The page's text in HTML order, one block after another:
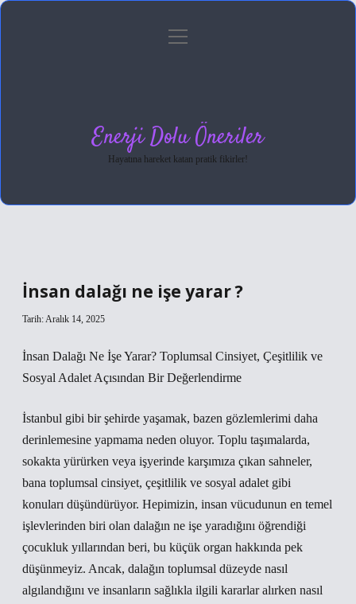
Gizlilik Politikası
menüyü
Enerji Dolu Öneriler
Hayatına hareket katan pratik fikirler!
İnsan dalağı ne işe yarar ?
Tarih: Aralık 14, 2025
İnsan Dalağı Ne İşe Yarar? Toplumsal Cinsiyet, Çeşitlilik ve
Sosyal Adalet Açısından Bir Değerlendirme
İstanbul gibi bir şehirde yaşamak, bazen gözlemlerimi daha
derinlemesine yapmama neden oluyor. Toplu taşımalarda,
sokakta yürürken veya işyerinde karşımıza çıkan sahneler,
bana toplumsal cinsiyet, çeşitlilik ve sosyal adalet gibi
konuları düşündürüyor. Hepimizin, insan vücudunun en temel
işlevlerinden biri olan dalağın ne işe yaradığını öğrendiği
çocukluk yıllarından beri, bu küçük organ hakkında pek
düşünmeyiz. Ancak, dalağın toplumsal düzeyde nasıl
algılandığını ve insanların sağlıkla ilgili kararlar alırken nasıl